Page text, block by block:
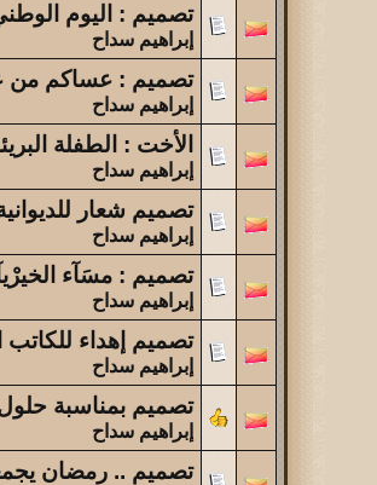
تصميم : اليوم
إبراهيم سداح
تصميم : عساكم من
إبراهيم سداح
الأخت : الطفلة
إبراهيم سداح
تصميم شعار
إبراهيم سداح
تصميم : مسَآء
إبراهيم سداح
تصميم إهداء للكاتب
إبراهيم سداح
تصميم بمناسبة
إبراهيم سداح
تصميم .. رمضان